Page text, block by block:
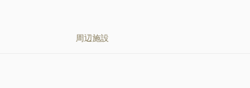
周辺施設